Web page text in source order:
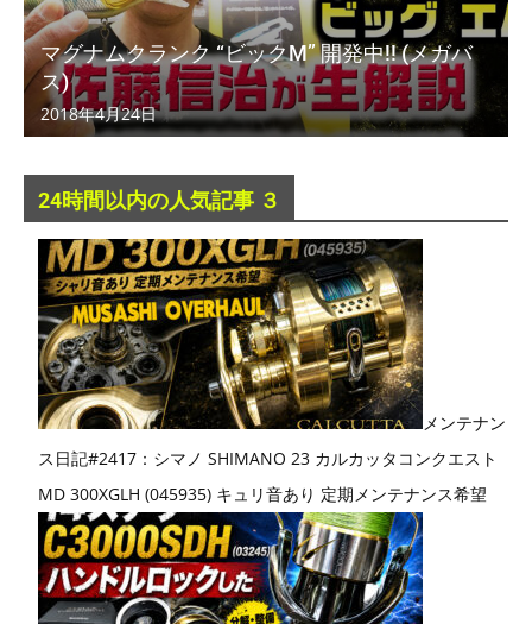
マグナムクランク “ビックM” 開発中!! (メガバ
ス)
2018年4月24日
24時間以内の人気記事 ３
メンテナン
ス日記#2417：シマノ SHIMANO 23 カルカッタコンクエスト
MD 300XGLH (045935) キュリ音あり 定期メンテナンス希望